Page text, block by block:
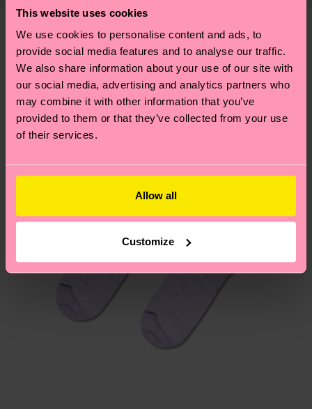
This website uses cookies
We use cookies to personalise content and ads, to
provide social media features and to analyse our traffic.
We also share information about your use of our site with
our social media, advertising and analytics partners who
may combine it with other information that you’ve
provided to them or that they’ve collected from your use
of their services.
Allow all
Customize
Weitere Informationen sowie Tipps und Tricks
deine Bestellung versandt wurde. Bitte bedenke,
dass es sich hierbei um einen Richtwert handelt
und die genaue Lieferzeit von der lokalen Post in
deinem Land abhängt.
Du hast Fragen zu einer Retoure? In unserem
Hilfebereich im Artikel
Retouren
findest du die
Ähnliche muster
Neuheit